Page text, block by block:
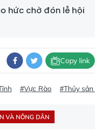
hức chờ đón lễ hội
Copy link
#Vực Rào #Thủy sản
VÀ NÔNG DÂN